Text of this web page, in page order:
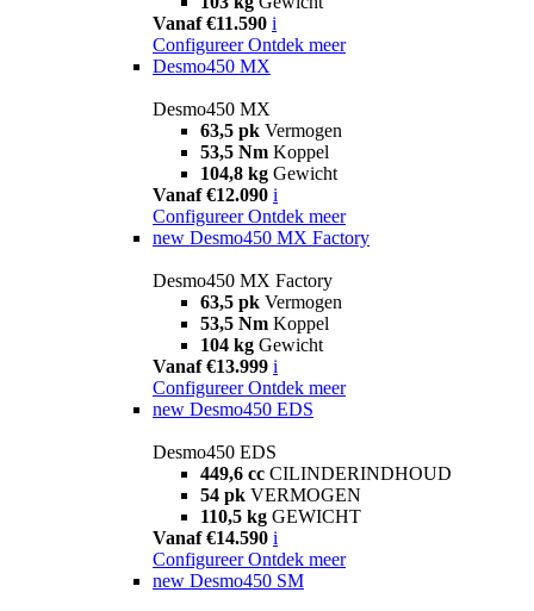
Vanaf €11.590 i
Configureer Ontdek meer
Desmo450 MX
Desmo450 MX
63,5 pk Vermogen
53,5 Nm Koppel
104,8 kg Gewicht
Vanaf €12.090 i
Configureer Ontdek meer
new Desmo450 MX Factory
Desmo450 MX Factory
63,5 pk Vermogen
53,5 Nm Koppel
104 kg Gewicht
Vanaf €13.999 i
Configureer Ontdek meer
new Desmo450 EDS
Desmo450 EDS
449,6 cc CILINDERINDHOUD
54 pk VERMOGEN
110,5 kg GEWICHT
Vanaf €14.590 i
Configureer Ontdek meer
new Desmo450 SM